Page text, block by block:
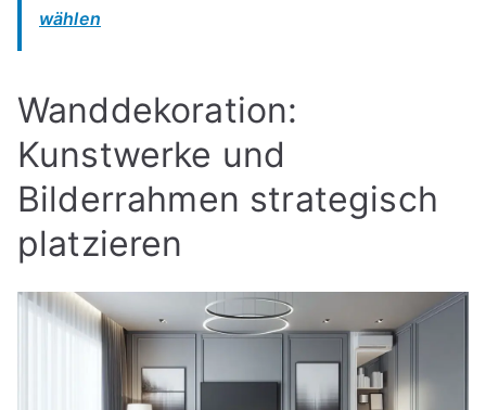
wählen
Wanddekoration:
Kunstwerke und
Bilderrahmen strategisch
platzieren